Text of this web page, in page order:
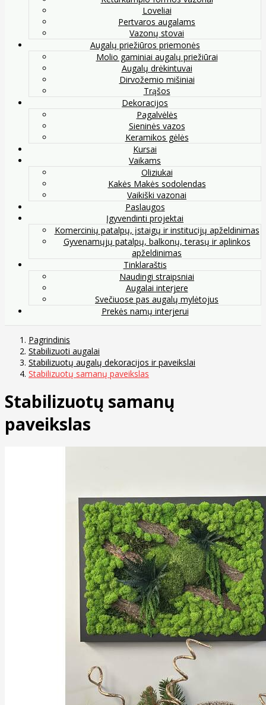
Loveliai
Pertvaros augalams
Vazonų stovai
Augalų priežiūros priemonės
Molio gaminiai augalų priežiūrai
Augalų drėkintuvai
Dirvožemio mišiniai
Trąšos
Dekoracijos
Pagalvėlės
Sieninės vazos
Keramikos gėlės
Kursai
Vaikams
Oliziukai
Kakės Makės sodolendas
Vaikiški vazonai
Paslaugos
Įgyvendinti projektai
Komercinių patalpų, įstaigų ir institucijų apželdinimas
Gyvenamųjų patalpų, balkonų, terasų ir aplinkos
apželdinimas
Tinklaraštis
Naudingi straipsniai
Augalai interjere
Svečiuose pas augalų mylėtojus
Prekės namų interjerui
Pagrindinis
Stabilizuoti augalai
Stabilizuotų augalų dekoracijos ir paveikslai
Stabilizuotų samanų paveikslas
Stabilizuotų samanų
paveikslas